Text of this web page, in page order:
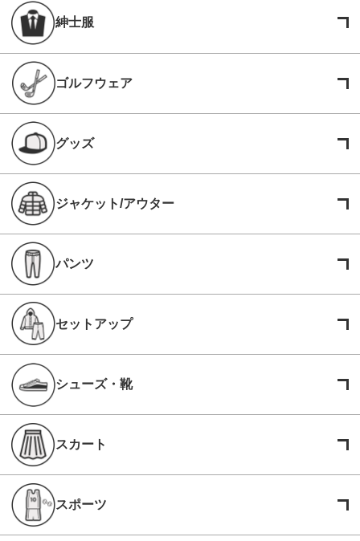
紳士服
ゴルフウェア
グッズ
ジャケット/アウター
パンツ
セットアップ
シューズ・靴
スカート
スポーツ